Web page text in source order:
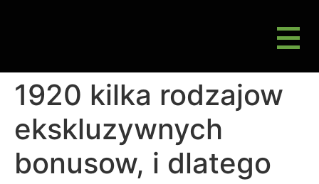
1920 kilka rodzajow
ekskluzywnych
bonusow, i dlatego